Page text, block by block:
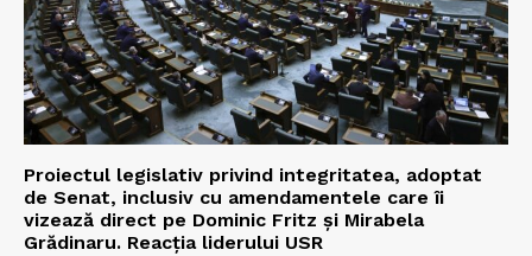
Proiectul legislativ privind integritatea, adoptat
de Senat, inclusiv cu amendamentele care îi
vizează direct pe Dominic Fritz și Mirabela
Grădinaru. Reacția liderului USR